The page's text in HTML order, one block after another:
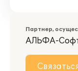
Партнер,
АЛЬФА-